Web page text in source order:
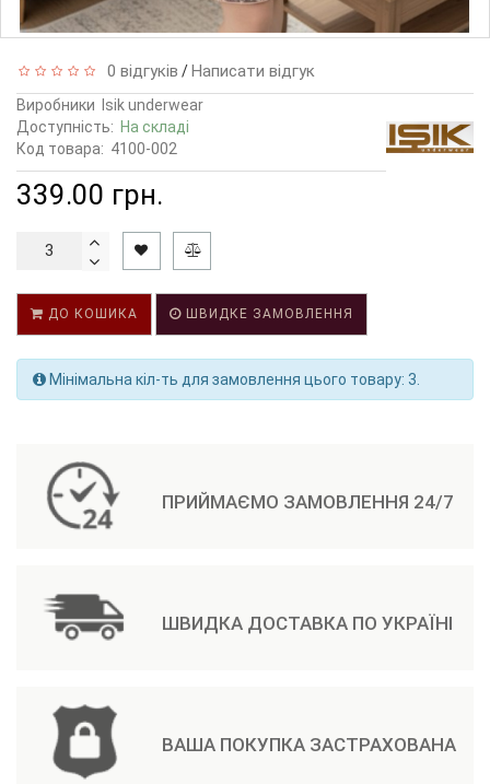
0 відгуків /Написати відгук
Виробники Isik underwear
Доступність: На складі
Код товара: 4100-002
339.00 грн.
ДО КОШИКА ШВИДКЕ ЗАМОВЛЕННЯ
Мінімальна кіл-ть для замовлення цього товару: 3.
ПРИЙМАЄМО ЗАМОВЛЕННЯ 24/7
ШВИДКА ДОСТАВКА ПО УКРАЇНІ
ВАША ПОКУПКА ЗАСТРАХОВАНА